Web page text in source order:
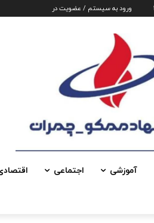
ورود به سیستم / عضویت در
آموزشی اجتماعی